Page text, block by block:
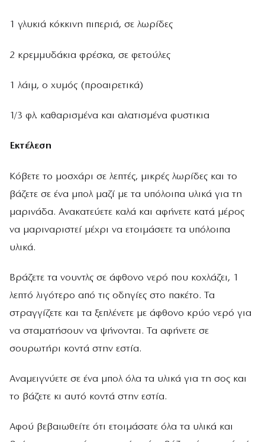
1 γλυκιά κόκκινη πιπεριά, σε λωρίδες
2 κρεμμυδάκια φρέσκα, σε φετούλες
1 λάιμ, ο χυμός (προαιρετικά)
1/3 φλ. καθαρισμένα και αλατισμένα φυστικια
Εκτέλεση
Κόβετε το μοσχάρι σε λεπτές, μικρές λωρίδες και το
βάζετε σε ένα μπολ μαζί με τα υπόλοιπα υλικά για τη
μαρινάδα. Ανακατεύετε καλά και αφήνετε κατά μέρος
να μαριναριστεί μέχρι να ετοιμάσετε τα υπόλοιπα
υλικά.
Βράζετε τα νουντλς σε άφθονο νερό που κοχλάζει, 1
λεπτό λιγότερο από τις οδηγίες στο πακέτο. Τα
στραγγίζετε και τα ξεπλένετε με άφθονο κρύο νερό για
να σταματήσουν να ψήνονται. Τα αφήνετε σε
σουρωτήρι κοντά στην εστία.
Αναμειγνύετε σε ένα μπολ όλα τα υλικά για τη σος και
το βάζετε κι αυτό κοντά στην εστία.
Αφού βεβαιωθείτε ότι ετοιμάσατε όλα τα υλικά και